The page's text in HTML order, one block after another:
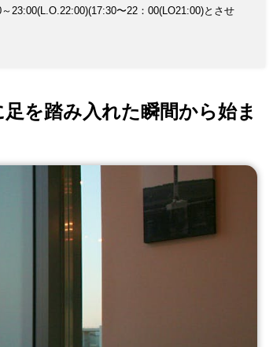
23:00(L.O.22:00)(17:30〜22：00(LO21:00)とさせ
を踏み入れた瞬間から始ま